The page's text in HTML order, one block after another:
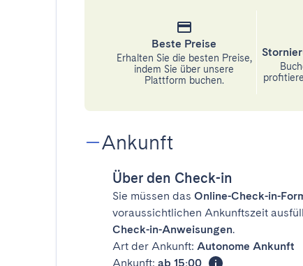
Beste Preise
Erhalten Sie die besten Preise,
indem Sie über unsere
Plattform buchen.
Ankunft
Über den Check-in
Sie müssen das Online-Check-in-
voraussichtlichen Ankunftszeit
Check-in-Anweisungen.
Art der Ankunft: Autonome Ankunft
Ankunft: ab 15:00